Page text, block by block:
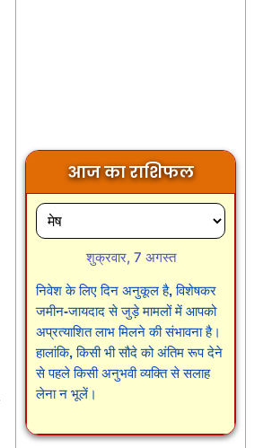
आज का राशिफल
शुक्रवार, 7 अगस्त
निवेश के लिए दिन अनुकूल है, विशेषकर
जमीन-जायदाद से जुड़े मामलों में आपको
अप्रत्याशित लाभ मिलने की संभावना है।
हालांकि, किसी भी सौदे को अंतिम रूप देने
से पहले किसी अनुभवी व्यक्ति से सलाह
लेना न भूलें।